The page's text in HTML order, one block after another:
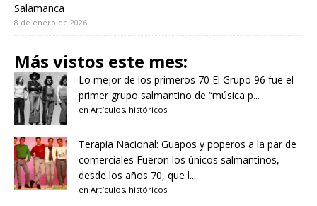
Salamanca
8 de enero de 2026
Más vistos este mes:
Lo mejor de los primeros 70 El Grupo 96 fue el
primer grupo salmantino de “música p...
en Artículos, históricos
Terapia Nacional: Guapos y poperos a la par de
comerciales Fueron los únicos salmantinos,
desde los años 70, que l...
en Artículos, históricos